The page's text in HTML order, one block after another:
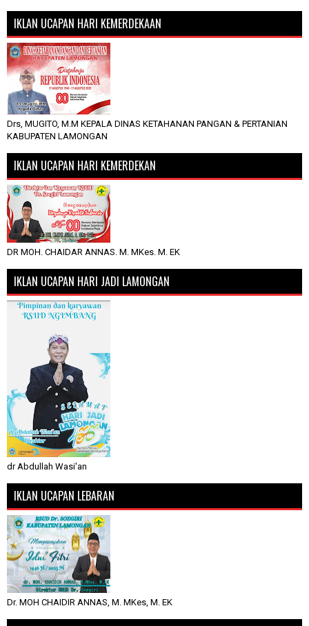
IKLAN UCAPAN HARI KEMERDEKAAN
Drs, MUGITO, M.M KEPALA DINAS KETAHANAN PANGAN & PERTANIAN
KABUPATEN LAMONGAN
IKLAN UCAPAN HARI KEMERDEKAN
DR MOH. CHAIDAR ANNAS. M. MKes. M. EK
IKLAN UCAPAN HARI JADI LAMONGAN
dr Abdullah Wasi'an
IKLAN UCAPAN LEBARAN
Dr. MOH CHAIDIR ANNAS, M. MKes, M. EK